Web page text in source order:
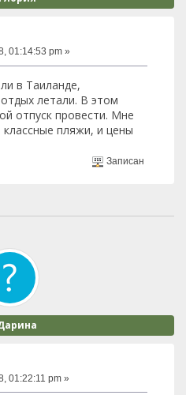
01:14:53 pm »
в Таиланде,
летали. В этом
отпуск провести. Мне
пляжи, и цены
Записан
01:22:11 pm »